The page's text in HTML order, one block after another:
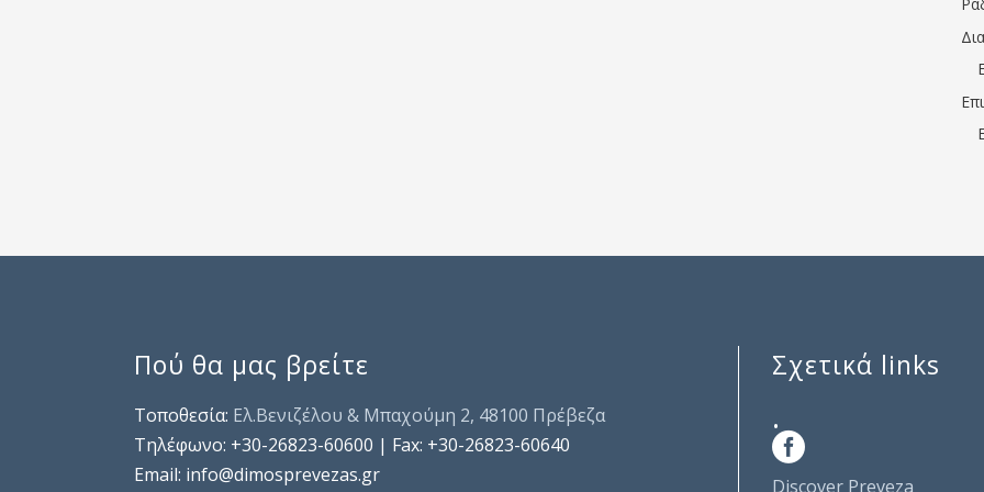
Πού θα μας βρείτε
Τοποθεσία: Ελ.Βενιζέλου & Μπαχούμη 2, 48100 Πρέβεζα
Τηλέφωνo: +30-26823-60600 | Fax: +30-26823-60640
Email: info@dimosprevezas.gr
Σχετικά links
.
Discover Preveza